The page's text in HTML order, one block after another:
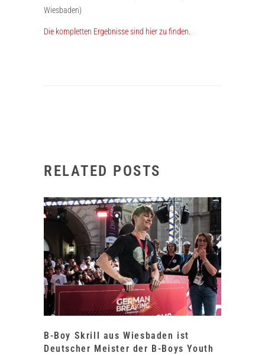
Wiesbaden)
Die kompletten Ergebnisse sind hier zu finden.
RELATED POSTS
B-Boy Skrill aus Wiesbaden ist
Deutscher Meister der B-Boys Youth